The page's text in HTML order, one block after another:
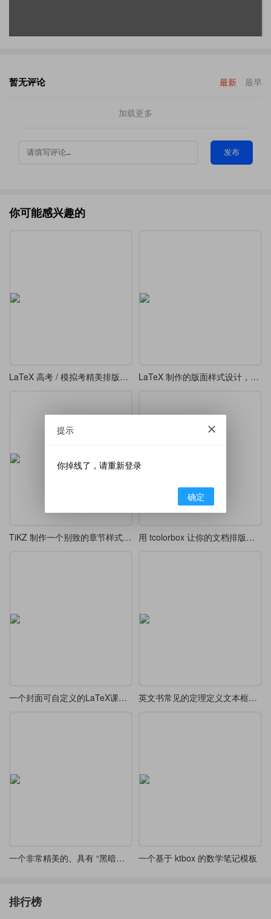
暂无评论 最新 最早
加载更多
发布
你可能感兴趣的
LaTeX 高考 / 模拟考精美排版模板 LaTeX 制作的版面样式设计，漂亮的 tcolorbox 盒子
TiKZ 制作一个别致的章节样式 chap 7 用 tcolorbox 让你的文档排版更精致
一个封面可自定义的LaTeX课程设计/论文/报告模板 英文书常见的定理定义文本框设计欣赏
一个非常精美的、具有 “黑暗幻想” 风格 tcolorbox 定义 一个基于 ktbox 的数学笔记模板
排行榜
提示
你掉线了，请重新登录
确定